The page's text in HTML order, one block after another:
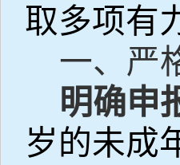
取多项有
一、严
明确申
岁的未成